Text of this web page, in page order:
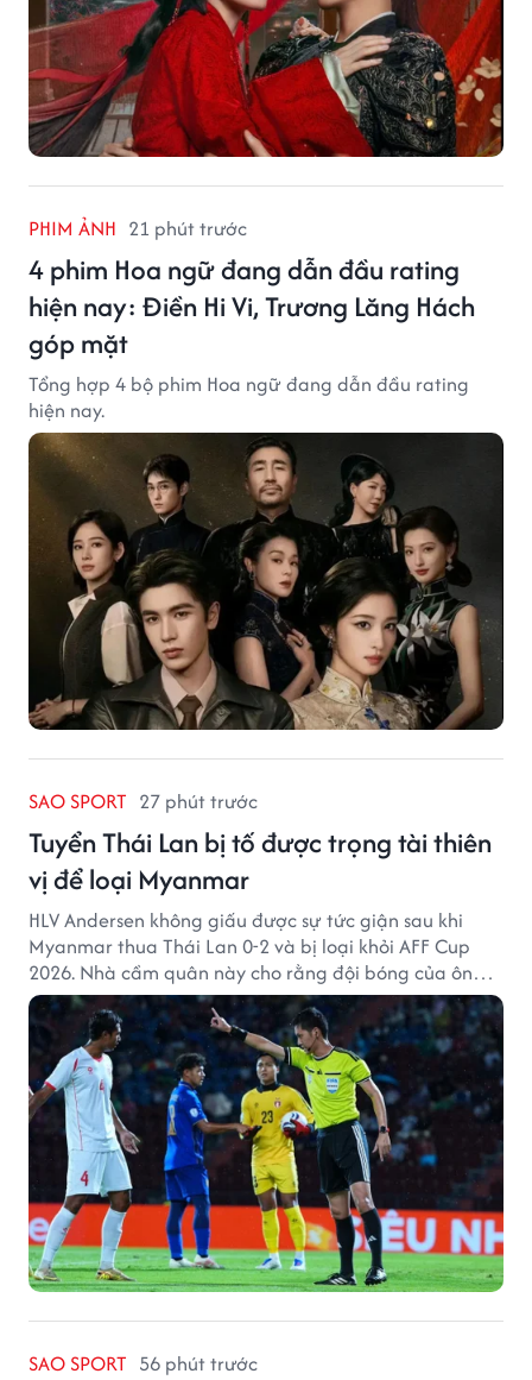
PHIM ẢNH 21 phút trước
4 phim Hoa ngữ đang dẫn đầu rating
hiện nay: Điền Hi Vi, Trương Lăng Hách
góp mặt
Tổng hợp 4 bộ phim Hoa ngữ đang dẫn đầu rating
hiện nay.
SAO SPORT 27 phút trước
Tuyển Thái Lan bị tố được trọng tài thiên
vị để loại Myanmar
HLV Andersen không giấu được sự tức giận sau khi
Myanmar thua Thái Lan 0-2 và bị loại khỏi AFF Cup
2026. Nhà cầm quân này cho rằng đội bóng của ông
thất bại bởi những quyết định từ tổ trọng tài.
SAO SPORT 56 phút trước